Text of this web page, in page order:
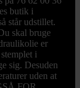
butik i
står udstillet.
skal bruge
er
i
sig. Desuden
uden at